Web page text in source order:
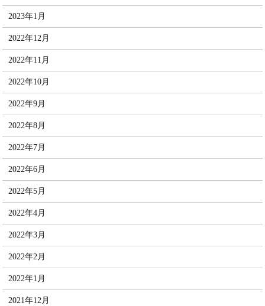
2023年1月
2022年12月
2022年11月
2022年10月
2022年9月
2022年8月
2022年7月
2022年6月
2022年5月
2022年4月
2022年3月
2022年2月
2022年1月
2021年12月